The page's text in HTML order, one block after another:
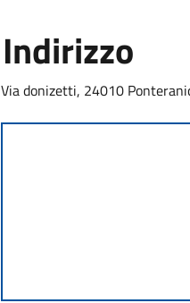
Indirizzo
Via donizetti, 24010